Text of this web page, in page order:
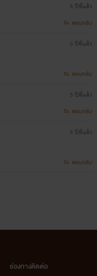
5 ปีที่แล้ว
ตอบกลับ
5 ปีที่แล้ว
ตอบกลับ
5 ปีที่แล้ว
ตอบกลับ
5 ปีที่แล้ว
ตอบกลับ
ช่องทางติดต่อ